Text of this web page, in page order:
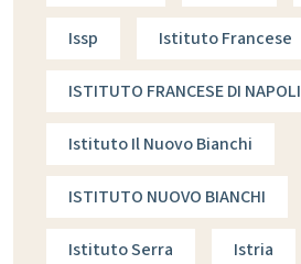
Issp Istituto Francese
ISTITUTO FRANCESE DI NAPOLI
Istituto Il Nuovo Bianchi
ISTITUTO NUOVO BIANCHI
Istituto Serra Istria